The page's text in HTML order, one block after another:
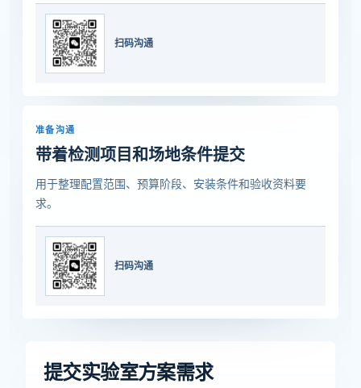
扫码沟通
准备沟通
带着检测项目和场地条件提交
用于整理配置范围、预算阶段、安装条件和验收资料要
求。
扫码沟通
提交实验室方案需求